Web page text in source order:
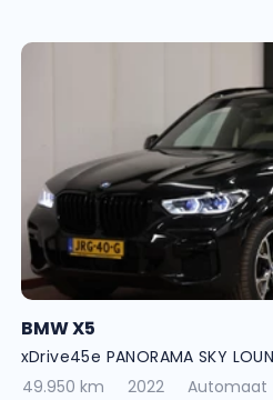
BMW X5
xDrive45e PANORAMA SKY
49.950 km
2022 Automaat